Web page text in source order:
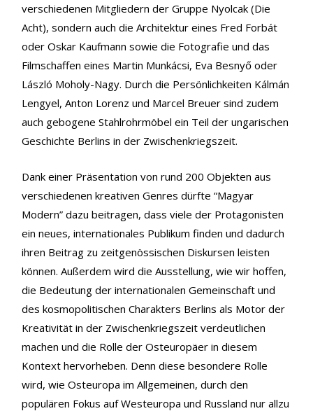
verschiedenen Mitgliedern der Gruppe Nyolcak (Die
Acht), sondern auch die Architektur eines Fred Forbát
oder Oskar Kaufmann sowie die Fotografie und das
Filmschaffen eines Martin Munkácsi, Eva Besnyő oder
László Moholy-Nagy. Durch die Persönlichkeiten Kálmán
Lengyel, Anton Lorenz und Marcel Breuer sind zudem
auch gebogene Stahlrohrmöbel ein Teil der ungarischen
Geschichte Berlins in der Zwischenkriegszeit.
Dank einer Präsentation von rund 200 Objekten aus
verschiedenen kreativen Genres dürfte “Magyar
Modern” dazu beitragen, dass viele der Protagonisten
ein neues, internationales Publikum finden und dadurch
ihren Beitrag zu zeitgenössischen Diskursen leisten
können. Außerdem wird die Ausstellung, wie wir hoffen,
die Bedeutung der internationalen Gemeinschaft und
des kosmopolitischen Charakters Berlins als Motor der
Kreativität in der Zwischenkriegszeit verdeutlichen
machen und die Rolle der Osteuropäer in diesem
Kontext hervorheben. Denn diese besondere Rolle
wird, wie Osteuropa im Allgemeinen, durch den
populären Fokus auf Westeuropa und Russland nur allzu